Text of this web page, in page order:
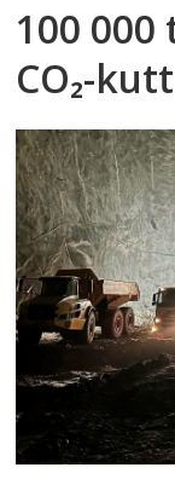
100
CO₂-kutt